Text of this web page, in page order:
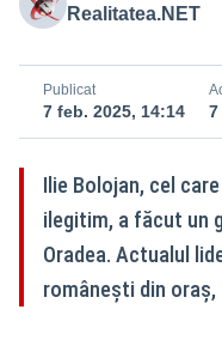
Realitatea.NET
Publicat
7 feb. 2025, 14:14 7
Ilie Bolojan, cel
ilegitim, a făcut un
Oradea. Actualul
românești din